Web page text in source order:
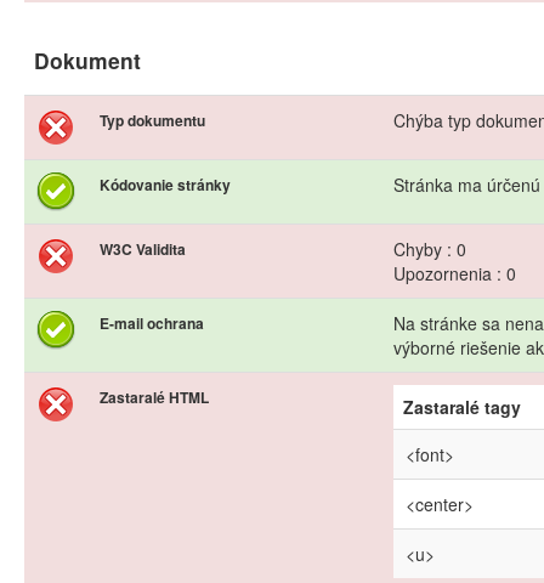
Dokument
Typ dokumentu Chýba typ
Kódovanie stránky Stránka ma
W3C Validita
Chyby : 0
Upozornenia : 0
E-mail ochrana
Na stránke sa
výborné riešenie
Zastaralé HTML
Zastaralé tagy
<font>
<center>
<u>